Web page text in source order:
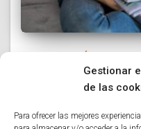
Gestionar
de las
Para ofrecer las mejores
Importancia de
en Valencia
La maternidad es un